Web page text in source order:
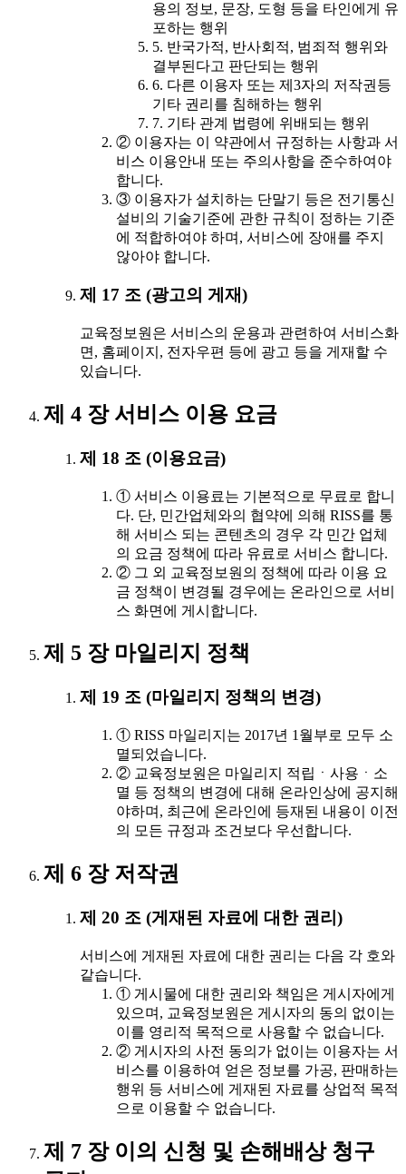
용의 정보, 문장, 도형 등을 타인에게 유
포하는 행위
5. 반국가적, 반사회적, 범죄적 행위와
결부된다고 판단되는 행위
6. 다른 이용자 또는 제3자의 저작권등
기타 권리를 침해하는 행위
7. 기타 관계 법령에 위배되는 행위
② 이용자는 이 약관에서 규정하는 사항과 서
비스 이용안내 또는 주의사항을 준수하여야
합니다.
③ 이용자가 설치하는 단말기 등은 전기통신
설비의 기술기준에 관한 규칙이 정하는 기준
에 적합하여야 하며, 서비스에 장애를 주지
않아야 합니다.
제 17 조 (광고의 게재)
교육정보원은 서비스의 운용과 관련하여 서비스화
면, 홈페이지, 전자우편 등에 광고 등을 게재할 수
있습니다.
제 4 장 서비스 이용 요금
제 18 조 (이용요금)
① 서비스 이용료는 기본적으로 무료로 합니
다. 단, 민간업체와의 협약에 의해 RISS를 통
해 서비스 되는 콘텐츠의 경우 각 민간 업체
의 요금 정책에 따라 유료로 서비스 합니다.
② 그 외 교육정보원의 정책에 따라 이용 요
금 정책이 변경될 경우에는 온라인으로 서비
스 화면에 게시합니다.
제 5 장 마일리지 정책
제 19 조 (마일리지 정책의 변경)
① RISS 마일리지는 2017년 1월부로 모두 소
멸되었습니다.
② 교육정보원은 마일리지 적립ㆍ사용ㆍ소
멸 등 정책의 변경에 대해 온라인상에 공지해
야하며, 최근에 온라인에 등재된 내용이 이전
의 모든 규정과 조건보다 우선합니다.
제 6 장 저작권
제 20 조 (게재된 자료에 대한 권리)
서비스에 게재된 자료에 대한 권리는 다음 각 호와
같습니다.
① 게시물에 대한 권리와 책임은 게시자에게
있으며, 교육정보원은 게시자의 동의 없이는
이를 영리적 목적으로 사용할 수 없습니다.
② 게시자의 사전 동의가 없이는 이용자는 서
비스를 이용하여 얻은 정보를 가공, 판매하는
행위 등 서비스에 게재된 자료를 상업적 목적
으로 이용할 수 없습니다.
제 7 장 이의 신청 및 손해배상 청구